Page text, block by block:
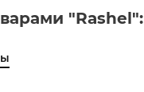
"Rashel":